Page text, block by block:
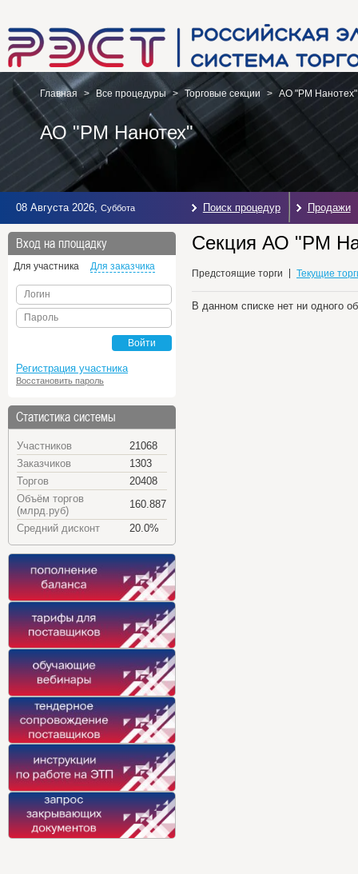
Главная > Все процедуры > Торговые секции > АО "РМ Нанотех"
АО "РМ Нанотех"
08 Августа 2026, Суббота Поиск процедур Продажи
Вход на площадку
Для участника Для заказчика
Логин
Пароль
Войти
Регистрация участника
Восстановить пароль
Статистика системы
Участников
21068
Заказчиков
1303
Торгов
20408
Объём торгов
(млрд.руб)
160.887
Средний дисконт
20.0%
Секция АО "РМ
Предстоящие торги Текущие
В данном списке нет ни одного